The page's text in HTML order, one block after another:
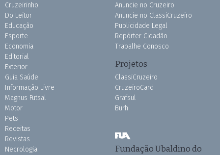
Cruzeirinho
Do Leitor
Educação
Esporte
Economia
Editorial
Exterior
Guia Saúde
Informação Livre
Magnus Futsal
Motor
Pets
Receitas
Revistas
Necrologia
Anuncie no Cruzeiro
Anuncie no ClassiCruzeiro
Publicidade Legal
Repórter Cidadão
Trabalhe Conosco
Projetos
ClassiCruzeiro
CruzeiroCard
Grafsul
Burh
Fundação Ubaldino do